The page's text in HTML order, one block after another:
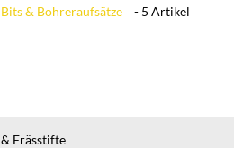
Bits & Bohreraufsätze - 5 Artikel
Frässtifte